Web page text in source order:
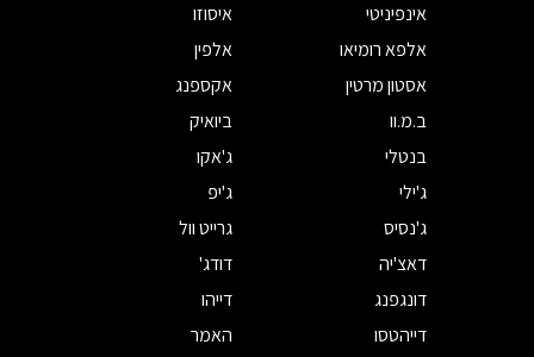
אינפיניטי
איסוזו
אלפא רומיאו
אלפין
אסטון מרטין
אקספנג
ב.מ.וו
ביואיק
בנטלי
ג'אקו
ג'ילי
ג'יפ
ג'נסיס
גרייט וול
דאצ'יה
דודג'
דונגפנג
דייהו
דייהטסו
האמר